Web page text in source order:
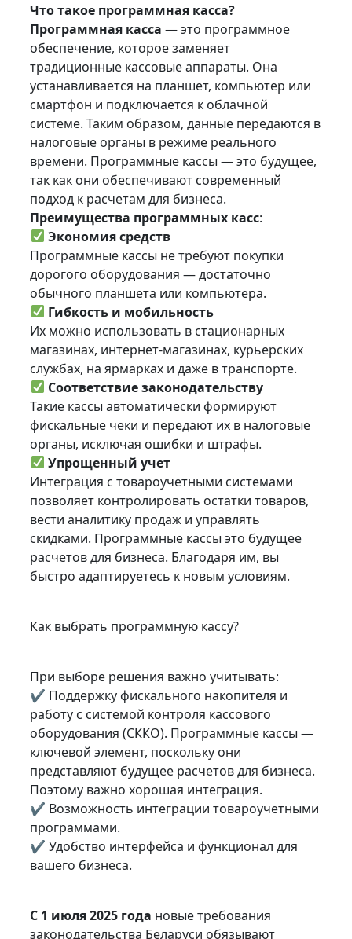
Что такое программная касса?
Программная касса — это программное
обеспечение, которое заменяет
традиционные кассовые аппараты. Она
устанавливается на планшет, компьютер или
смартфон и подключается к облачной
системе. Таким образом, данные передаются в
налоговые органы в режиме реального
времени. Программные кассы — это будущее,
так как они обеспечивают современный
подход к расчетам для бизнеса.
Преимущества программных касс:
Экономия средств
Программные кассы не требуют покупки
дорогого оборудования — достаточно
обычного планшета или компьютера.
Гибкость и мобильность
Их можно использовать в стационарных
магазинах, интернет-магазинах, курьерских
службах, на ярмарках и даже в транспорте.
Соответствие законодательству
Такие кассы автоматически формируют
фискальные чеки и передают их в налоговые
органы, исключая ошибки и штрафы.
Упрощенный учет
Интеграция с товароучетными системами
позволяет контролировать остатки товаров,
вести аналитику продаж и управлять
скидками. Программные кассы это будущее
расчетов для бизнеса. Благодаря им, вы
быстро адаптируетесь к новым условиям.
Как выбрать программную кассу?
При выборе решения важно учитывать:
✔ Поддержку фискального накопителя и
работу с системой контроля кассового
оборудования (СККО). Программные кассы —
ключевой элемент, поскольку они
представляют будущее расчетов для бизнеса.
Поэтому важно хорошая интеграция.
✔ Возможность интеграции товароучетными
программами.
✔ Удобство интерфейса и функционал для
вашего бизнеса.
С 1 июля 2025 года новые требования
законодательства Беларуси обязывают